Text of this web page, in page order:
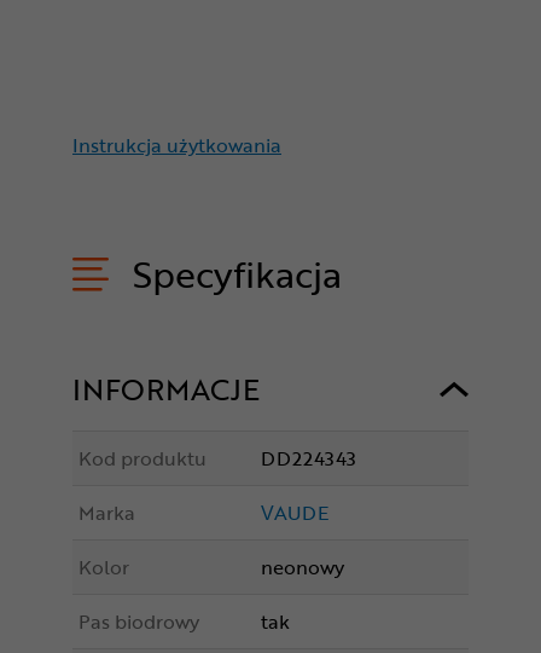
Instrukcja użytkowania
Specyfikacja
INFORMACJE
Kod produktu
DD224343
Marka
VAUDE
Kolor
neonowy
Pas biodrowy
tak